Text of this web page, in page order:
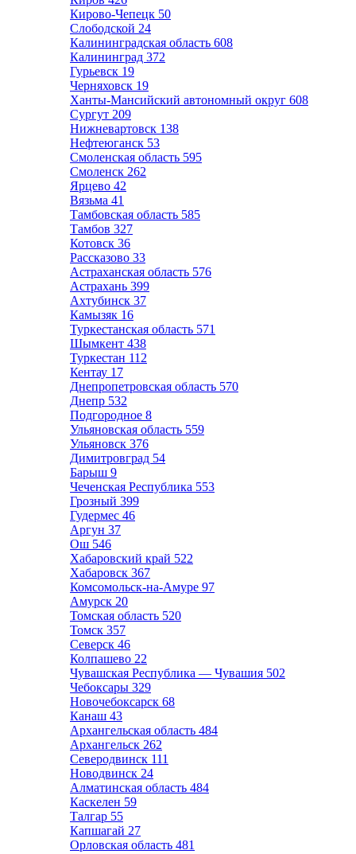
Кирово-Чепецк 50
Слободской 24
Калининградская область 608
Калининград 372
Гурьевск 19
Черняховск 19
Ханты-Мансийский автономный округ 608
Сургут 209
Нижневартовск 138
Нефтеюганск 53
Смоленская область 595
Смоленск 262
Ярцево 42
Вязьма 41
Тамбовская область 585
Тамбов 327
Котовск 36
Рассказово 33
Астраханская область 576
Астрахань 399
Ахтубинск 37
Камызяк 16
Туркестанская область 571
Шымкент 438
Туркестан 112
Кентау 17
Днепропетровская область 570
Днепр 532
Подгородное 8
Ульяновская область 559
Ульяновск 376
Димитровград 54
Барыш 9
Чеченская Республика 553
Грозный 399
Гудермес 46
Аргун 37
Ош 546
Хабаровский край 522
Хабаровск 367
Комсомольск-на-Амуре 97
Амурск 20
Томская область 520
Томск 357
Северск 46
Колпашево 22
Чувашская Республика — Чувашия 502
Чебоксары 329
Новочебоксарск 68
Канаш 43
Архангельская область 484
Архангельск 262
Северодвинск 111
Новодвинск 24
Алматинская область 484
Каскелен 59
Талгар 55
Капшагай 27
Орловская область 481